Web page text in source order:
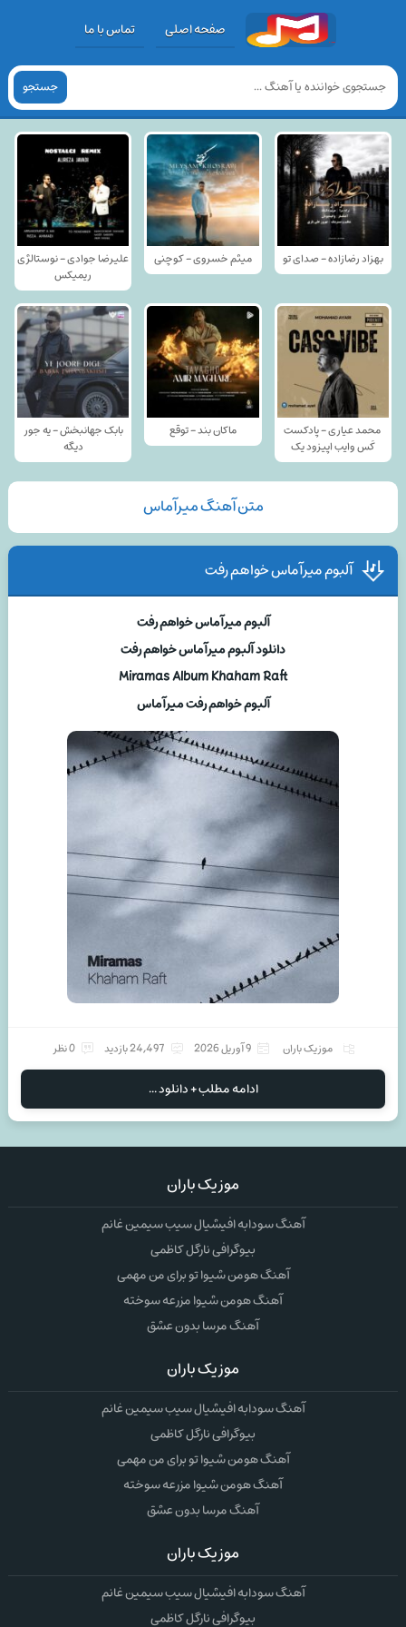
صفحه اصلی تماس با ما
جستجو
بهزاد رضازاده - صدای تو میثم خسروی - کوچنی
علیرضا جوادی - نوستالژی
ریمیکس
محمد عیاری - پادکست
کَس وایب اپیزود یک
ماکان بند - توقع
بابک جهانبخش - یه جور
دیگه
متن آهنگ میرآماس
آلبوم میرآماس خواهم رفت
آلبوم میرآماس خواهم رفت
دانلود آلبوم میرآماس خواهم رفت
Miramas Album Khaham Raft
آلبوم خواهم رفت میرآماس
موزیک باران 9 آوریل 2026 24,497 بازدید 0 نظر
ادامه مطلب + دانلود ...
موزیک باران
آهنگ سودابه افیشیال سیب سیمین غانم
بیوگرافی نارگل کاظمی
آهنگ هومن شیوا تو برای من مهمی
آهنگ هومن شیوا مزرعه سوخته
آهنگ مرسا بدون عشق
موزیک باران
آهنگ سودابه افیشیال سیب سیمین غانم
بیوگرافی نارگل کاظمی
آهنگ هومن شیوا تو برای من مهمی
آهنگ هومن شیوا مزرعه سوخته
آهنگ مرسا بدون عشق
موزیک باران
آهنگ سودابه افیشیال سیب سیمین غانم
بیوگرافی نارگل کاظمی